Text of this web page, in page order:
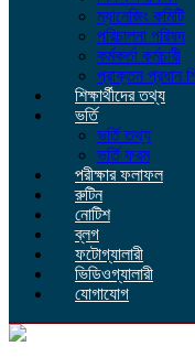
ম্যানেজিং কমিটি
পরিচালনা পরিষদ
কর্মকর্তা কর্মচারী
প্রাক্তন প্রধান
শিক্ষার্থীদের তথ্য
ভর্তি
ভর্তি তথ্য
ভর্তি ফরম
পরীক্ষার ফলাফল
রুটিন
নোটিশ
ব্লগ
ফটোগ্যালারী
ভিডিওগ্যালারী
যোগাযোগ